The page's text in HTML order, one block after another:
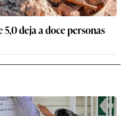
5,0 deja a doce personas